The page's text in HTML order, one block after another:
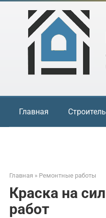
Главная
Главная » Ремонтные работы
Краска на
работ